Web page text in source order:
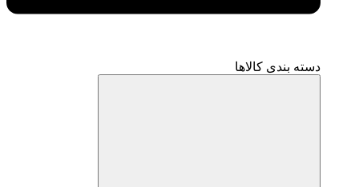
دسته بندی کالاها